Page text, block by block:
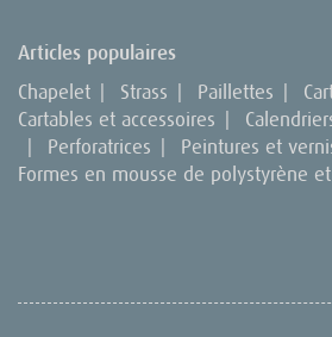
Articles populaires
Chapelet Strass Paillettes
Cartables et accessoires
Perforatrices Peintures et
Formes en mousse de polystyrène